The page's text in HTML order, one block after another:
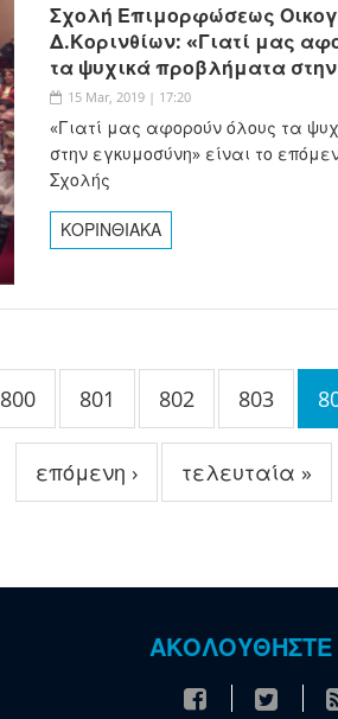
Σχολή Επιμορφώσεως
Δ.Κορινθίων: «Γιατί μας
τα ψυχικά προβλήματα
15 Mar, 2019 | 17:20
«Γιατί μας αφορούν όλους τα
στην εγκυμοσύνη» είναι το
Σχολής
ΚΟΡΙΝΘΙΑΚΑ
800 801 802 803
επόμενη › τελευταία »
ΑΚΟΛΟΥΘΗΣΤΕ